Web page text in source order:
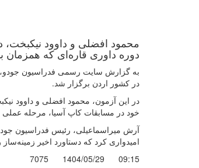
محمود افضلی و داوود
دوره داوری قاره‌ای که همزمان
به گزارش سایت رسمی فدراسیون جودو،
در کشور اردن برگزار شد.
در این آزمون، محمود افضلی و داوود
خود در مسابقات کاپ آسیا، مرحله
آرش میراسماعیلی، رئیس فدراسیون
امیدواری کرد که دستاورد اخیر
09:15
1404/05/29
7075